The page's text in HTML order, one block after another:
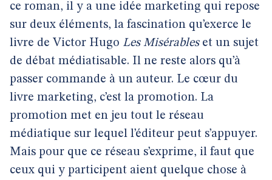
ce roman, il y a une idée marketing qui repose
sur deux éléments, la fascination qu’exerce le
livre de Victor Hugo Les Misérableset un sujet
de débat médiatisable. Il ne reste alors qu’à
passer commande à un auteur. Le cœur du
livre marketing, c’est la promotion. La
promotion met en jeu tout le réseau
médiatique sur lequel l’éditeur peut s’appuyer.
Mais pour que ce réseau s’exprime, il faut que
ceux qui y participent aient quelque chose à